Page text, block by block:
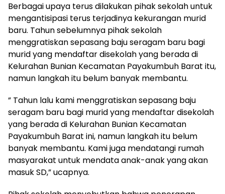
Berbagai upaya terus dilakukan pihak sekolah untuk
mengantisipasi terus terjadinya kekurangan murid
baru. Tahun sebelumnya pihak sekolah
menggratiskan sepasang baju seragam baru bagi
murid yang mendaftar disekolah yang berada di
Kelurahan Bunian Kecamatan Payakumbuh Barat itu,
namun langkah itu belum banyak membantu.
” Tahun lalu kami menggratiskan sepasang baju
seragam baru bagi murid yang mendaftar disekolah
yang berada di Kelurahan Bunian Kecamatan
Payakumbuh Barat ini, namun langkah itu belum
banyak membantu. Kami juga mendatangi rumah
masyarakat untuk mendata anak-anak yang akan
masuk SD,” ucapnya.